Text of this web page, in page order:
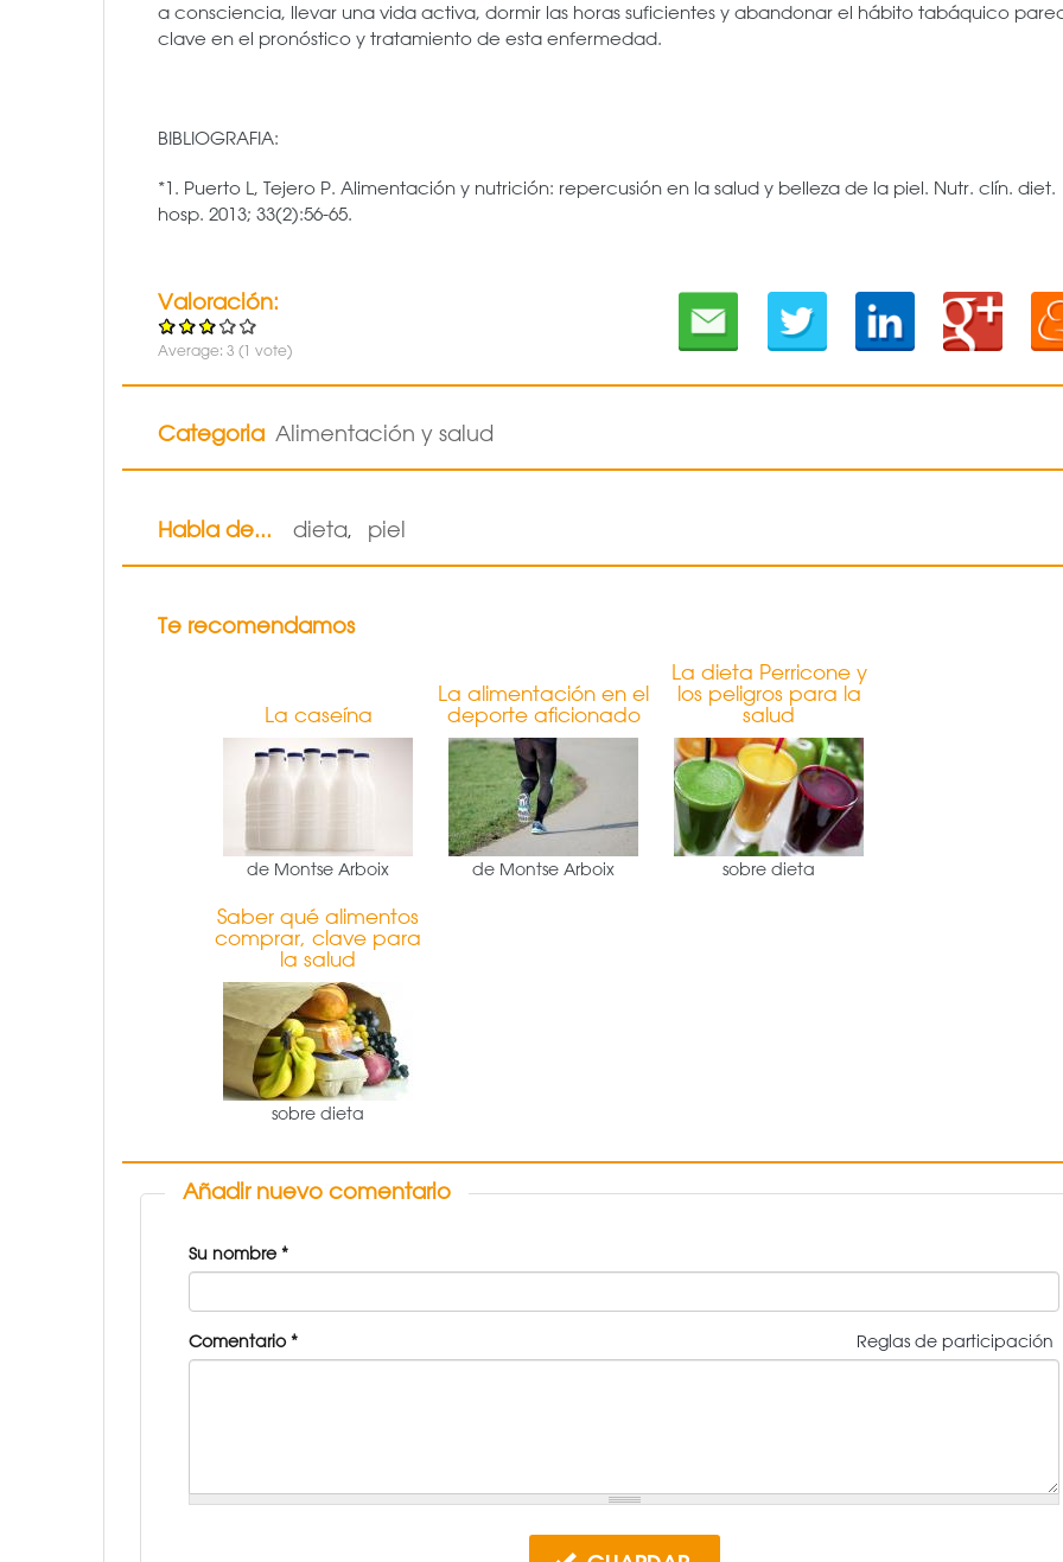
a consciencia, llevar una vida activa, dormir las horas suficientes y abandonar el hábito tabáquico
clave en el pronóstico y tratamiento de esta enfermedad.
BIBLIOGRAFIA:
*1. Puerto L, Tejero P. Alimentación y nutrición: repercusión en la salud y belleza de la piel. Nutr. clín. diet.
hosp. 2013; 33(2):56-65.
Valoración:
Average: 3 (1 vote)
Categoria Alimentación y salud
Habla de... dieta, piel
Te recomendamos
La caseína
de Montse Arboix
La alimentación en el
deporte aficionado
de Montse Arboix
La dieta Perricone y
los peligros para la
salud
sobre dieta
Saber qué alimentos
comprar, clave para
la salud
sobre dieta
Añadir nuevo comentario
Su nombre *
Reglas de participación
Comentario*